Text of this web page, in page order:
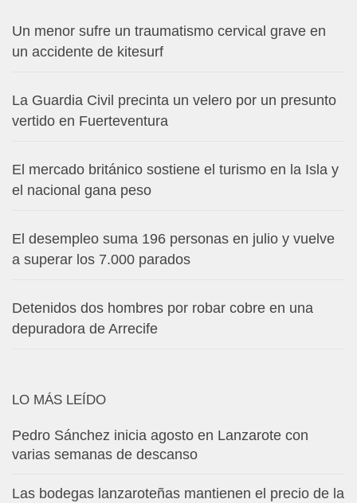
Un menor sufre un traumatismo cervical grave en
un accidente de kitesurf
La Guardia Civil precinta un velero por un presunto
vertido en Fuerteventura
El mercado británico sostiene el turismo en la Isla y
el nacional gana peso
El desempleo suma 196 personas en julio y vuelve
a superar los 7.000 parados
Detenidos dos hombres por robar cobre en una
depuradora de Arrecife
LO MÁS LEÍDO
Pedro Sánchez inicia agosto en Lanzarote con
varias semanas de descanso
Las bodegas lanzaroteñas mantienen el precio de la